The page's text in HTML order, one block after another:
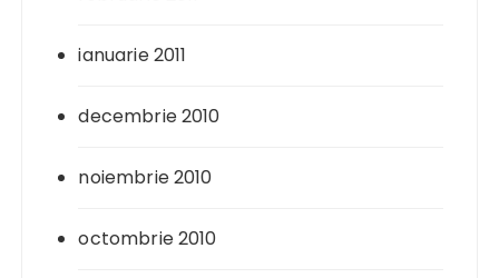
ianuarie 2011
decembrie 2010
noiembrie 2010
octombrie 2010